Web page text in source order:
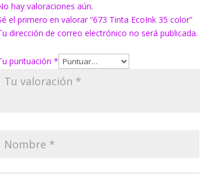
hay valoraciones aún.
el primero en valorar “673 Tinta EcoInk 35 color”
dirección de correo electrónico no será publicada.
puntuación*